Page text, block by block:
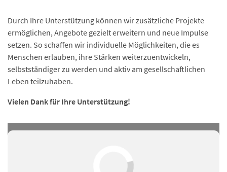
Durch Ihre Unterstützung können wir zusätzliche Projekte
ermöglichen, Angebote gezielt erweitern und neue Impulse
setzen. So schaffen wir individuelle Möglichkeiten, die es
Menschen erlauben, ihre Stärken weiterzuentwickeln,
selbstständiger zu werden und aktiv am gesellschaftlichen
Leben teilzuhaben.
Vielen Dank für Ihre Unterstützung!